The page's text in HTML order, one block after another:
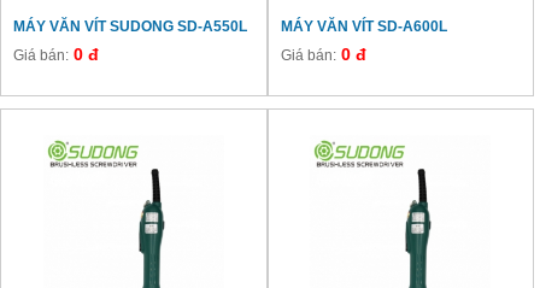
MÁY VĂN VÍT SUDONG SD-A550L
Giá bán: 0 đ
MÁY VĂN VÍT SD-A600L
Giá bán:0 đ